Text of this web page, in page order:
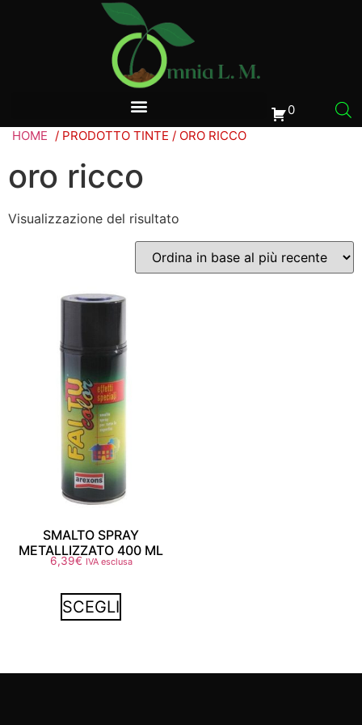
0
HOME / PRODOTTO TINTE / ORO RICCO
oro ricco
Visualizzazione del risultato
SMALTO SPRAY
METALLIZZATO 400 ML
6,39€ IVA esclusa
SCEGLI